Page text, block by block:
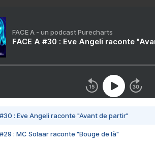
FACE A - un podcast Purecharts
FACE A #30 : Eve Angeli raconte
#30 : Eve Angeli raconte "Avant de partir"
#29 : MC Solaar raconte "Bouge de là"